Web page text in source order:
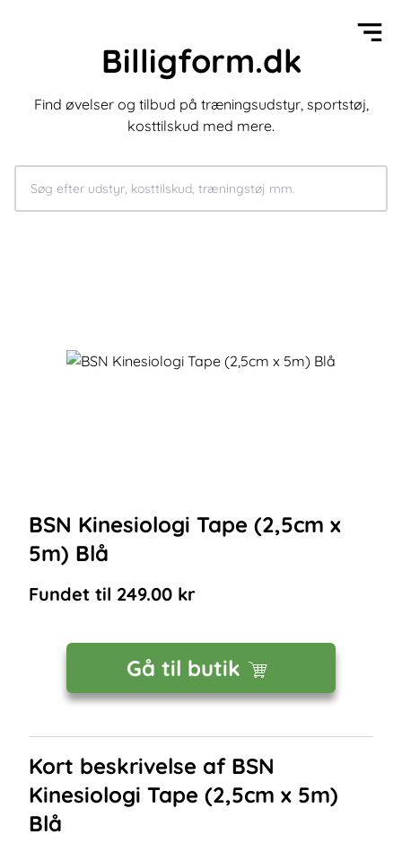
Billigform.dk
Find øvelser og tilbud på træningsudstyr, sportstøj,
kosttilskud med mere.
BSN Kinesiologi Tape (2,5cm x
5m) Blå
Fundet til 249.00 kr
Gå til butik
Kort beskrivelse af BSN
Kinesiologi Tape (2,5cm x 5m)
Blå